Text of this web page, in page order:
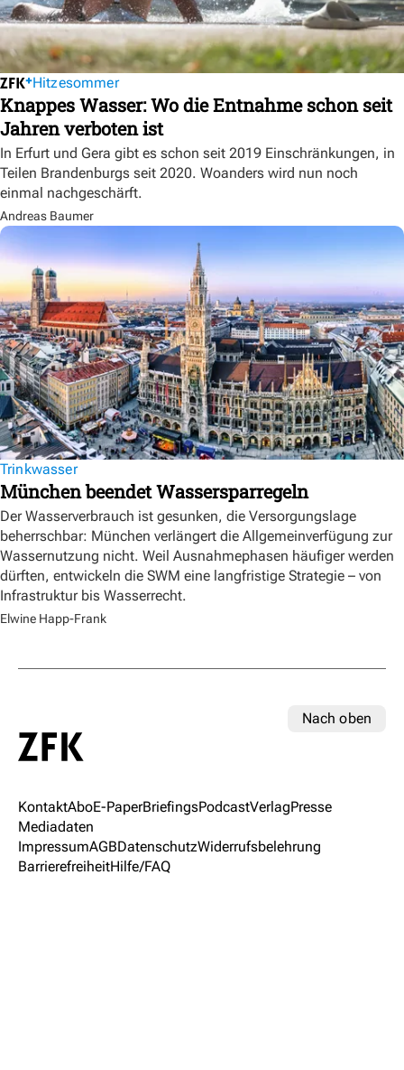
Hitzesommer
Knappes Wasser: Wo die Entnahme schon seit
Jahren verboten ist
In Erfurt und Gera gibt es schon seit 2019 Einschränkungen, in
Teilen Brandenburgs seit 2020. Woanders wird nun noch
einmal nachgeschärft.
Andreas Baumer
Trinkwasser
München beendet Wassersparregeln
Der Wasserverbrauch ist gesunken, die Versorgungslage
beherrschbar: München verlängert die Allgemeinverfügung zur
Wassernutzung nicht. Weil Ausnahmephasen häufiger werden
dürften, entwickeln die SWM eine langfristige Strategie – von
Infrastruktur bis Wasserrecht.
Elwine Happ-Frank
Nach oben
KontaktAboE-PaperBriefingsPodcastVerlagPresse
Mediadaten
ImpressumAGBDatenschutzWiderrufsbelehrung
BarrierefreiheitHilfe/FAQ